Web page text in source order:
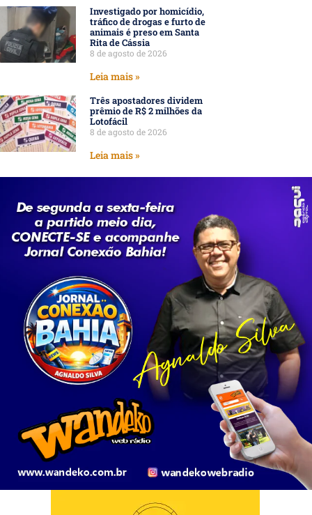
Investigado por homicídio,
tráfico de drogas e furto de
animais é preso em Santa
Rita de Cássia
8 de agosto de 2026
Leia mais »
Três apostadores dividem
prêmio de R$ 2 milhões da
Lotofácil
8 de agosto de 2026
Leia mais »